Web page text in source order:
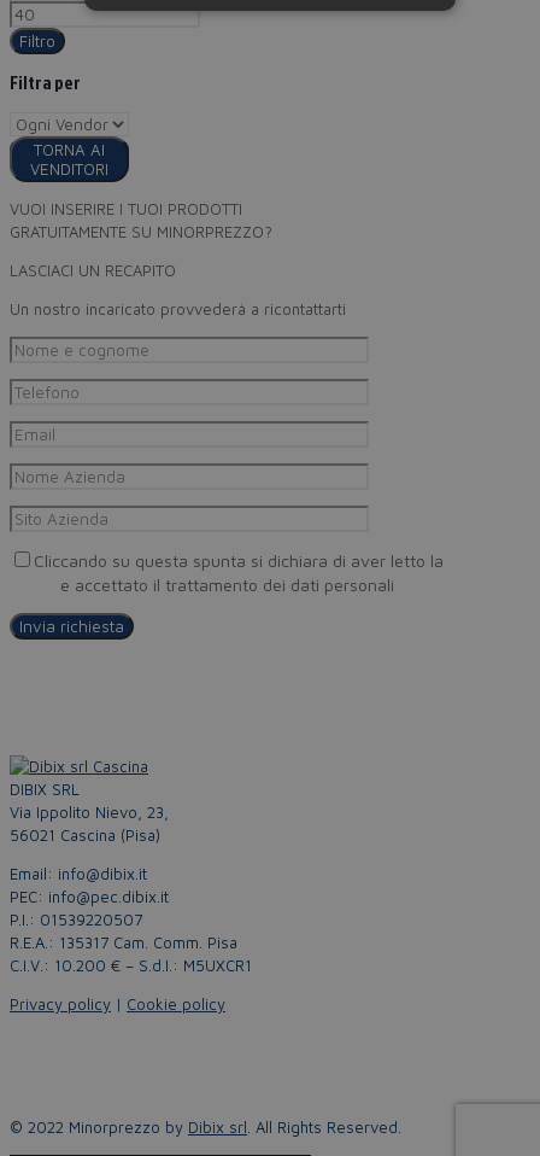
Filtro
Filtra per
TORNA AI
VENDITORI
VUOI INSERIRE I TUOI PRODOTTI
GRATUITAMENTE SU MINORPREZZO?
LASCIACI UN RECAPITO
Un nostro incaricato provvederà a ricontattarti
Cliccando su questa spunta si dichiara di aver letto la
e accettato il trattamento dei dati personali
DIBIX SRL
Via Ippolito Nievo, 23,
56021 Cascina (Pisa)
Email: info@dibix.it
PEC: info@pec.dibix.it
P.I.: 01539220507
R.E.A.: 135317 Cam. Comm. Pisa
C.I.V.: 10.200 € – S.d.I.: M5UXCR1
Privacy policy | Cookie policy
© 2022 Minorprezzo by Dibix srl . All Rights Reserved.